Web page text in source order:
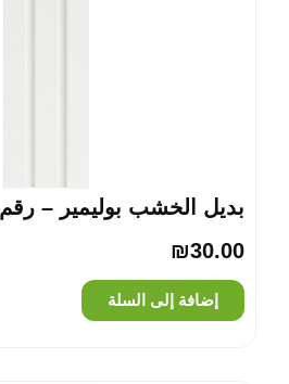
بديل الخشب بوليمير – رقم R01-21
₪30.00
إضافة إلى السلة